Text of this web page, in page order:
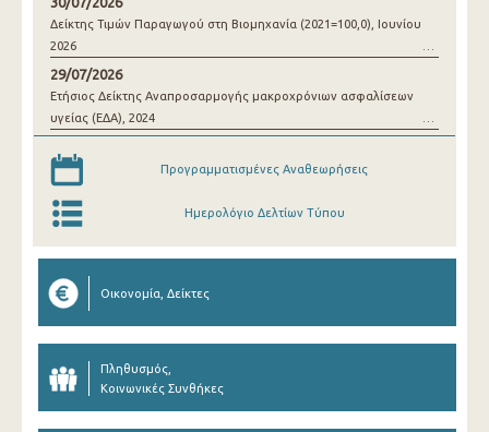
Δείκτης Τιμών Παραγωγού στη Βιομηχανία (2021=100,0), Ιουνίου
2026
29/07/2026
Ετήσιος Δείκτης Αναπροσαρμογής μακροχρόνιων ασφαλίσεων
υγείας (ΕΔΑ), 2024
Προγραμματισμένες Αναθεωρήσεις
Ημερολόγιο Δελτίων Τύπου
Οικονομία, Δείκτες
Πληθυσμός,
Κοινωνικές Συνθήκες